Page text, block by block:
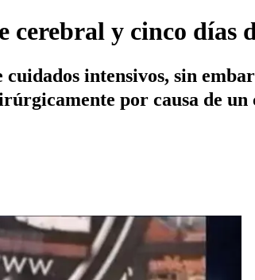
y cinco días
intensivos, sin
por causa de un